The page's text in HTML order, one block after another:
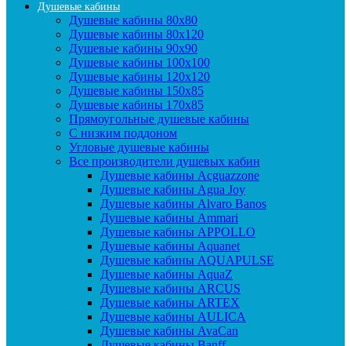
Душевые кабины
Душевые кабины 80x80
Душевые кабины 80x120
Душевые кабины 90х90
Душевые кабины 100x100
Душевые кабины 120x120
Душевые кабины 150x85
Душевые кабины 170x85
Прямоугольные душевые кабины
С низким поддоном
Угловые душевые кабины
Все производители душевых кабин
Душевые кабины Acguazzone
Душевые кабины Agua Joy
Душевые кабины Alvaro Banos
Душевые кабины Ammari
Душевые кабины APPOLLO
Душевые кабины Aquanet
Душевые кабины AQUAPULSE
Душевые кабины AquaZ
Душевые кабины ARCUS
Душевые кабины ARTEX
Душевые кабины AULICA
Душевые кабины AvaCan